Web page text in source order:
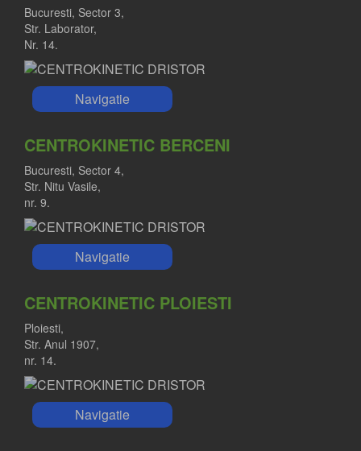
Bucuresti, Sector 3,
Str. Laborator,
Nr. 14.
Navigatie
CENTROKINETIC BERCENI
Bucuresti, Sector 4,
Str. Nitu Vasile,
nr. 9.
Navigatie
CENTROKINETIC PLOIESTI
Ploiesti,
Str. Anul 1907,
nr. 14.
Navigatie